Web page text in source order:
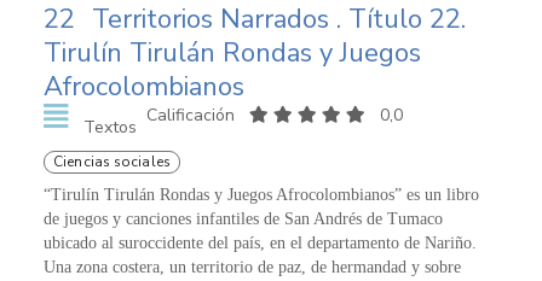
22 Territorios Narrados . Título 22.
Tirulín Tirulán Rondas y Juegos
Afrocolombianos
Textos
Calificación 0,0
Ciencias sociales
“Tirulín Tirulán Rondas y Juegos Afrocolombianos” es un libro
de juegos y canciones infantiles de San Andrés de Tumaco
ubicado al suroccidente del país, en el departamento de Nariño.
Una zona costera, un territorio de paz, de hermandad y sobre